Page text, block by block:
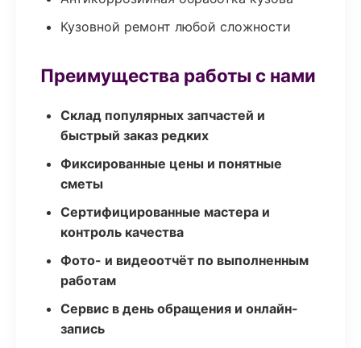
Кузовной ремонт любой сложности
Преимущества работы с нами
Склад популярных запчастей и
быстрый заказ редких
Фиксированные цены и понятные
сметы
Сертифицированные мастера и
контроль качества
Фото- и видеоотчёт по выполненным
работам
Сервис в день обращения и онлайн-
запись